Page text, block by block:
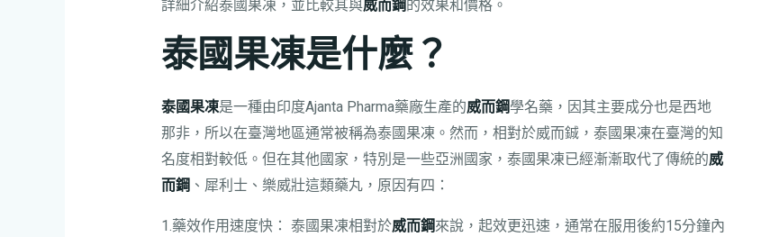
詳細介紹泰國果凍，並比較其與威而鋼的效果和價格。
泰國果凍是什麼？
泰國果凍是一種由印度Ajanta Pharma藥廠生產的威而鋼學名藥，因其主要成分也是西地
那非，所以在臺灣地區通常被稱為泰國果凍。然而，相對於威而鋮，泰國果凍在臺灣的知
名度相對較低。但在其他國家，特別是一些亞洲國家，泰國果凍已經漸漸取代了傳統的威
而鋼 、犀利士、樂威壯這類藥丸，原因有四：
1.藥效作用速度快： 泰國果凍相對於威而鋼來說，起效更迅速，通常在服用後約15分鐘內